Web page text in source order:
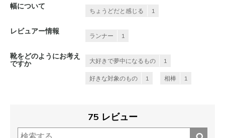
幅について
ちょうどだと感じる 1
レビュアー情報
ランナー 1
靴をどのようにお考え
ですか
大好きで夢中になるもの 1
好きな対象のもの 1 相棒 1
75 レビュー